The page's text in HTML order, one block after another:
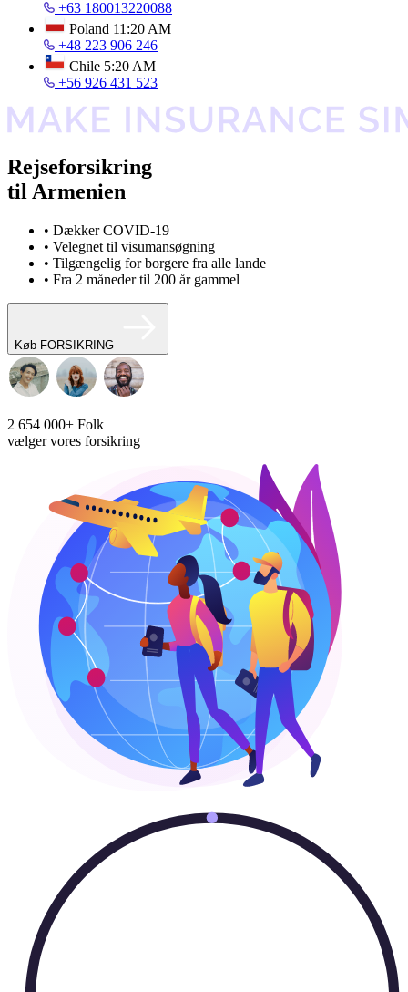
+63 180013220088
Poland 11:20 AM
+48 223 906 246
Chile 5:20 AM
+56 926 431 523
Rejseforsikring
til Armenien
• Dækker COVID-19
• Velegnet til visumansøgning
• Tilgængelig for borgere fra alle lande
• Fra 2 måneder til 200 år gammel
Køb FORSIKRING
2 654 000+ Folk
vælger vores forsikring